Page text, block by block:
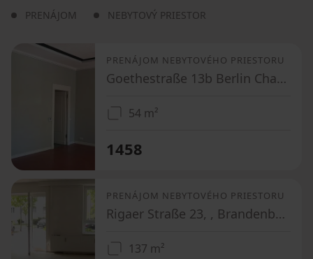
PRENÁJOM NEBYTOVÝ PRIESTOR
PRENÁJOM NEBYTOVÉHO PRIESTORU
Goethestraße 13b Berlin Charlottenburg Berlin 10623
54 m²
1458
PRENÁJOM NEBYTOVÉHO PRIESTORU
Rigaer Straße 23, , Brandenbursko
137 m²